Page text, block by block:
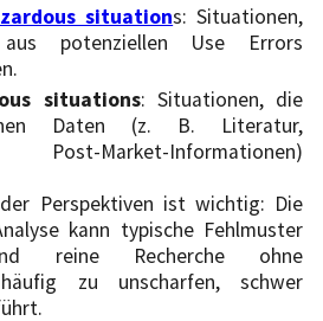
situations: Situationen,
potenziellen Use Errors
situations: Situationen, die
Daten (z. B. Literatur,
Post-Market-Informationen)
Perspektiven ist wichtig: Die
kann typische Fehlmuster
reine Recherche ohne
zu unscharfen, schwer